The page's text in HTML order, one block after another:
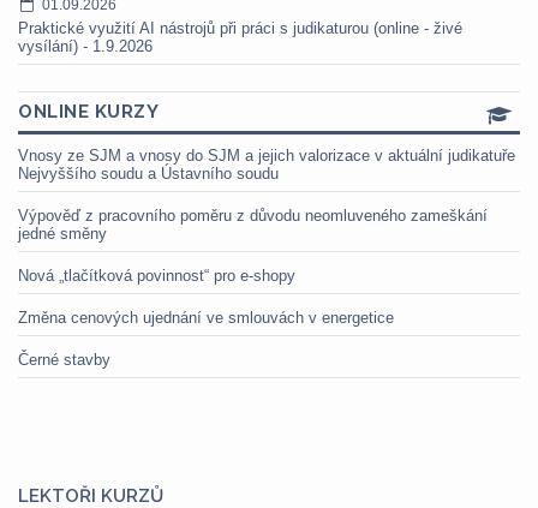
01.09.2026
Praktické využití AI nástrojů při práci s judikaturou (online - živé
vysílání) - 1.9.2026
ONLINE KURZY
Vnosy ze SJM a vnosy do SJM a jejich valorizace v aktuální judikatuře
Nejvyššího soudu a Ústavního soudu
Výpověď z pracovního poměru z důvodu neomluveného zameškání
jedné směny
Nová „tlačítková povinnost“ pro e-shopy
Změna cenových ujednání ve smlouvách v energetice
Černé stavby
LEKTOŘI KURZŮ